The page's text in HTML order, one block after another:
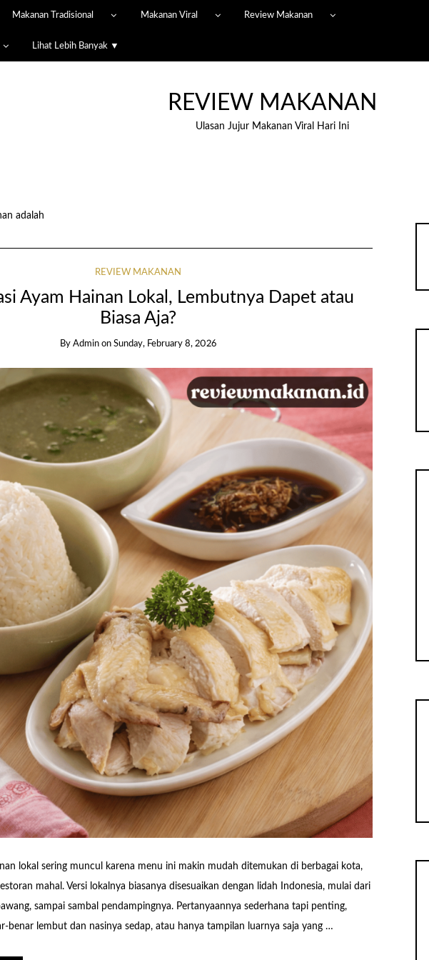
Makanan Tradisional Makanan Viral Review Makanan
Lihat Lebih Banyak ▼
REVIEW MAKANAN
Ulasan Jujur Makanan Viral Hari Ini
adalah
REVIEW MAKANAN
Ayam Hainan Lokal, Lembutnya Dapet atau
Biasa Aja?
By Admin on Sunday, February 8, 2026
lokal sering muncul karena menu ini makin mudah ditemukan di berbagai kota,
mahal. Versi lokalnya biasanya disesuaikan dengan lidah Indonesia, mulai dari
sampai sambal pendampingnya. Pertanyaannya sederhana tapi penting,
benar lembut dan nasinya sedap, atau hanya tampilan luarnya saja yang …